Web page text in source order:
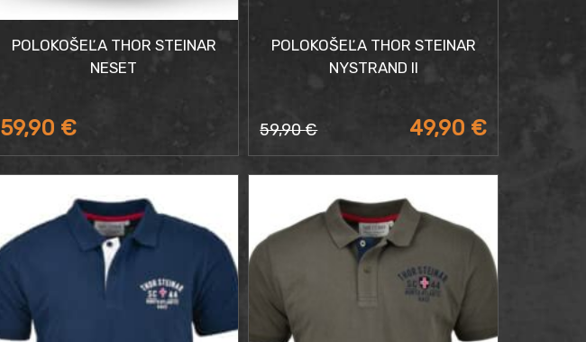
POLOKOŠEĽA THOR STEINAR
NESET
59,90 €
POLOKOŠEĽA THOR STEINAR
NYSTRAND II
59,90€
Pôvodná
cena
59,90 €.
49,90 €
Aktuálna
cena
49,90 €.